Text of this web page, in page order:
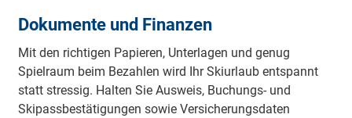
Dokumente und Finanzen
Mit den richtigen Papieren, Unterlagen und genug
Spielraum beim Bezahlen wird Ihr Skiurlaub entspannt
statt stressig. Halten Sie Ausweis, Buchungs- und
Skipassbestätigungen sowie Versicherungsdaten